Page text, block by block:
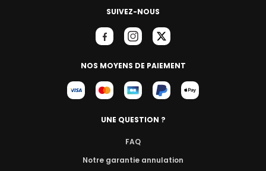
SUIVEZ-NOUS
NOS MOYENS DE PAIEMENT
UNE QUESTION ?
FAQ
Notre garantie annulation